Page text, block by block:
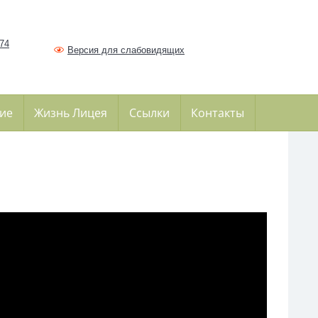
Версия для слабовидящих
Жизнь Лицея Ссылки Контакты